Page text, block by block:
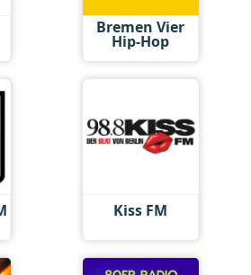
Bremen Vier
Hip-Hop
Kiss FM